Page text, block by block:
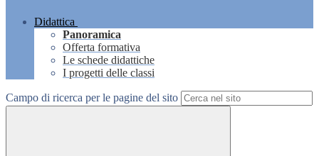
Didattica
Panoramica
Offerta formativa
Le schede didattiche
I progetti delle classi
Campo di ricerca per le pagine del sito